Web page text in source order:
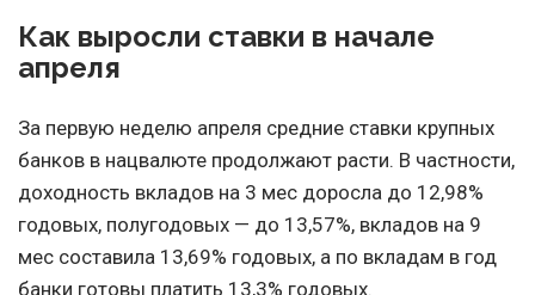
Как выросли ставки в начале
апреля
За первую неделю апреля средние ставки крупных
банков в нацвалюте продолжают расти. В частности,
доходность вкладов на 3 мес доросла до 12,98%
годовых, полугодовых — до 13,57%, вкладов на 9
мес составила 13,69% годовых, а по вкладам в год
банки готовы платить 13,3% годовых.